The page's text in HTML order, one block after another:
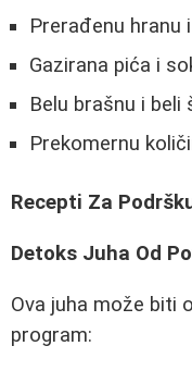
Prerađenu hranu
Gazirana pića i
Belu brašnu i beli
Prekomernu
Recepti Za
Detoks Juha Od
Ova juha može biti
program: